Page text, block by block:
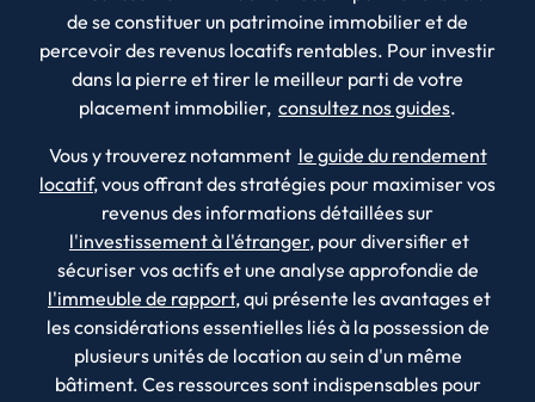
de se constituer un patrimoine immobilier et de
percevoir des revenus locatifs rentables. Pour investir
dans la pierre et tirer le meilleur parti de votre
placement immobilier, consultez nos guides.
Vous y trouverez notamment le guide du rendement
locatif, vous offrant des stratégies pour maximiser vos
revenus des informations détaillées sur
l'investissement à l'étranger, pour diversifier et
sécuriser vos actifs et une analyse approfondie de
l'immeuble de rapport, qui présente les avantages et
les considérations essentielles liés à la possession de
plusieurs unités de location au sein d'un même
bâtiment. Ces ressources sont indispensables pour